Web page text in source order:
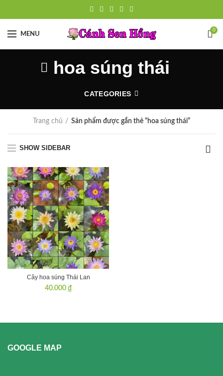
MENU
0
hoa súng thái
CATEGORIES
Trang chủ Sản phẩm được gắn thẻ “hoa súng thái”
SHOW SIDEBAR
Cây hoa súng Thái Lan
40.000 ₫
GOOGLE MAP